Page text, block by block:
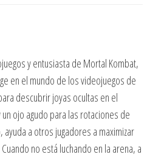
y entusiasta de Mortal Kombat,
en el mundo de los videojuegos de
descubrir joyas ocultas en el
ojo agudo para las rotaciones de
a otros jugadores a maximizar
no está luchando en la arena, a